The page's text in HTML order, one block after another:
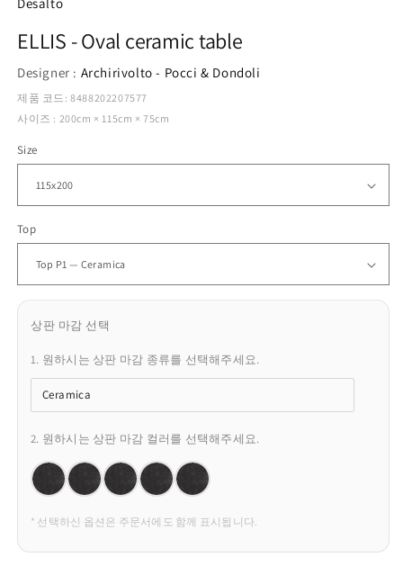
미
디
1
열
ELLIS - Oval ceramic table
Designer : Archirivolto - Pocci & Dondoli
제품 코드: 8488202207577
사이즈 : 200cm × 115cm × 75cm
Size
Top
상판 마감 선택
1. 원하시는 상판 마감 종류를 선택해주세요.
Ceramica
2. 원하시는 상판 마감 컬러를 선택해주세요.
* 선택하신 옵션은 주문서에도 함께 표시됩니다.